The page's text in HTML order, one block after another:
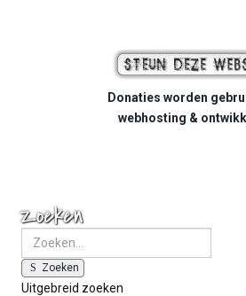
Donaties worden
webhosting &
Zoeken
Zoeken
Uitgebreid zoeken